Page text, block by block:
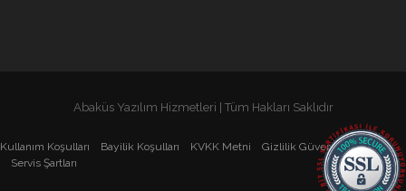
Abaküs Yazılım Hizmetleri | Tüm Hakları Saklıdır
Kullanım Koşulları Bayilik Koşulları KVKK Metni
Gizlilik Güvenlik İlkeleri
Servis Şartları